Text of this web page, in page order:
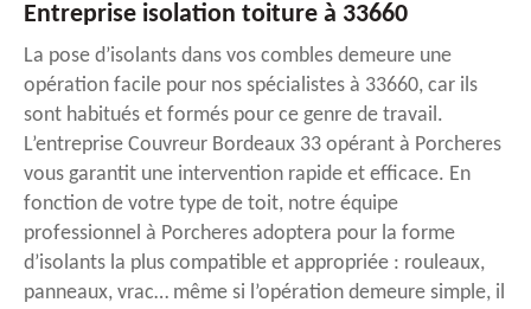
Entreprise isolation toiture à 33660
La pose d’isolants dans vos combles demeure une
opération facile pour nos spécialistes à 33660, car ils
sont habitués et formés pour ce genre de travail.
L’entreprise Couvreur Bordeaux 33 opérant à Porcheres
vous garantit une intervention rapide et efficace. En
fonction de votre type de toit, notre équipe
professionnel à Porcheres adoptera pour la forme
d’isolants la plus compatible et appropriée : rouleaux,
panneaux, vrac… même si l’opération demeure simple, il